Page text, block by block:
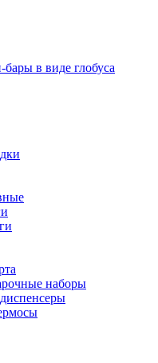
в виде глобуса
наборы